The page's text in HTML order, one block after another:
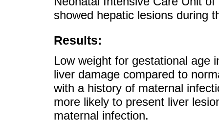
showed hepatic lesions during
Results:
Low weight for gestational age
liver damage compared to
with a history of maternal
more likely to present liver
maternal infection.